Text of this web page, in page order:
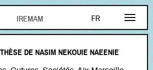
FR
EN
AR
Aller au contenu principal
DE NASIM NEKOUIE NAEENIE